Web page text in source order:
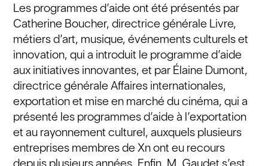
Les programmes d’aide ont été présentés par
Catherine Boucher, directrice générale Livre,
métiers d’art, musique, événements culturels et
innovation, qui a introduit le programme d’aide
aux initiatives innovantes, et par Élaine Dumont,
directrice générale Affaires internationales,
exportation et mise en marché du cinéma, qui a
présenté les programmes d’aide à l’exportation
et au rayonnement culturel, auxquels plusieurs
entreprises membres de Xn ont eu recours